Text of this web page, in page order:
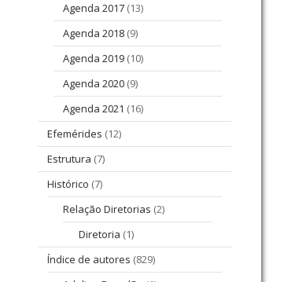
Agenda 2017 (13)
Agenda 2018 (9)
Agenda 2019 (10)
Agenda 2020 (9)
Agenda 2021 (16)
Efemérides (12)
Estrutura (7)
Histórico (7)
Relação Diretorias (2)
Diretoria (1)
Índice de autores (829)